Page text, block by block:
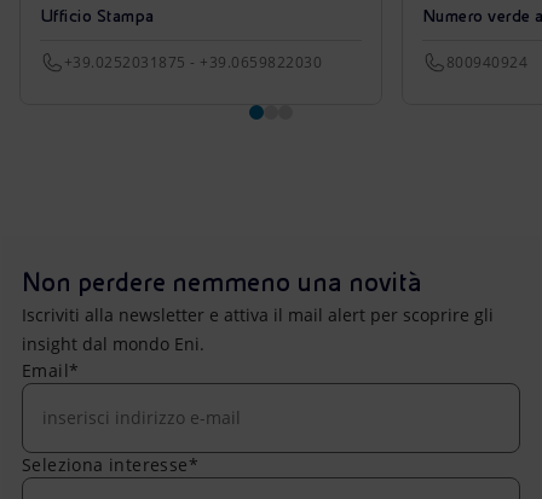
Ufficio Stampa
+39.0252031875 - +39.0659822030
Numero verde
800940924
Non perdere nemmeno una novità
Iscriviti alla newsletter e attiva il mail alert per scoprire gli
insight dal mondo Eni.
Email*
Seleziona interesse*